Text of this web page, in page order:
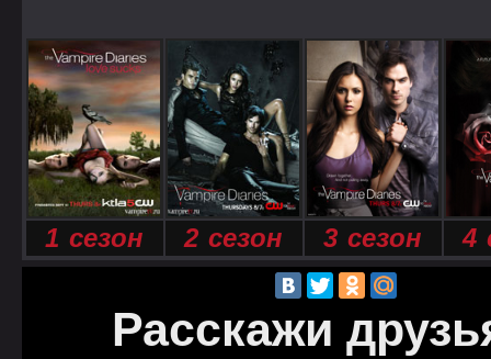
1 сезон 2 сезон 3 сезон 4
Расскажи